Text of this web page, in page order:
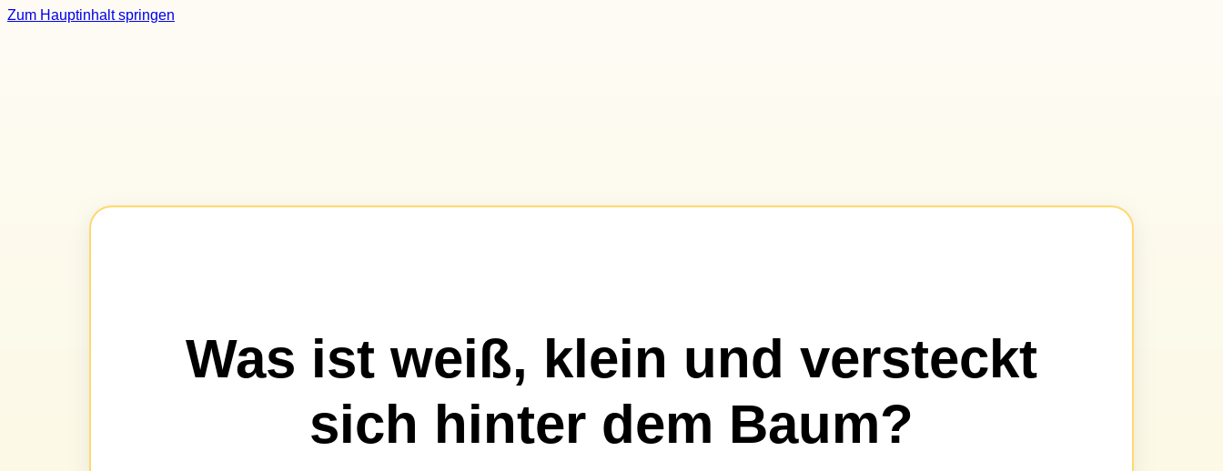
Zum Hauptinhalt springen
Was ist weiß, klein und versteckt
sich hinter dem Baum?